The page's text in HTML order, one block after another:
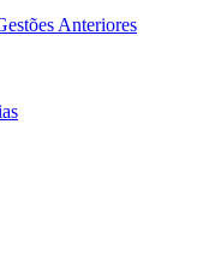
Anteriores